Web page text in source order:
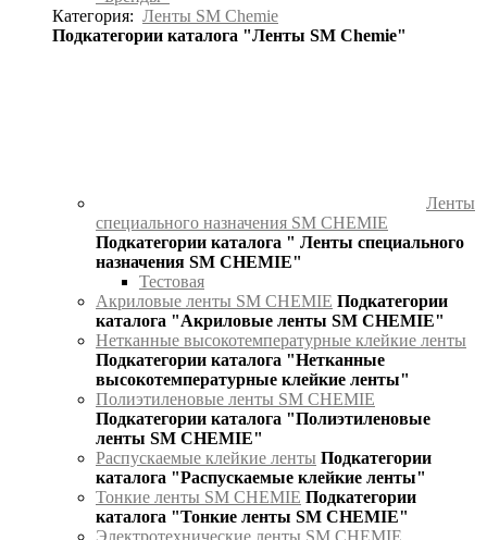
Категория: Ленты SM Chemie
Подкатегории каталога "Ленты SM Chemie"
Ленты
специального назначения SM CHEMIE
Подкатегории каталога " Ленты специального
назначения SM CHEMIE"
Тестовая
Акриловые ленты SM CHEMIE Подкатегории
каталога "Акриловые ленты SM CHEMIE"
Нетканные высокотемпературные клейкие ленты
Подкатегории каталога "Нетканные
высокотемпературные клейкие ленты"
Полиэтиленовые ленты SM CHEMIE
Подкатегории каталога "Полиэтиленовые
ленты SM CHEMIE"
Распускаемые клейкие ленты Подкатегории
каталога "Распускаемые клейкие ленты"
Тонкие ленты SM CHEMIE Подкатегории
каталога "Тонкие ленты SM CHEMIE"
Электротехнические ленты SM CHEMIE